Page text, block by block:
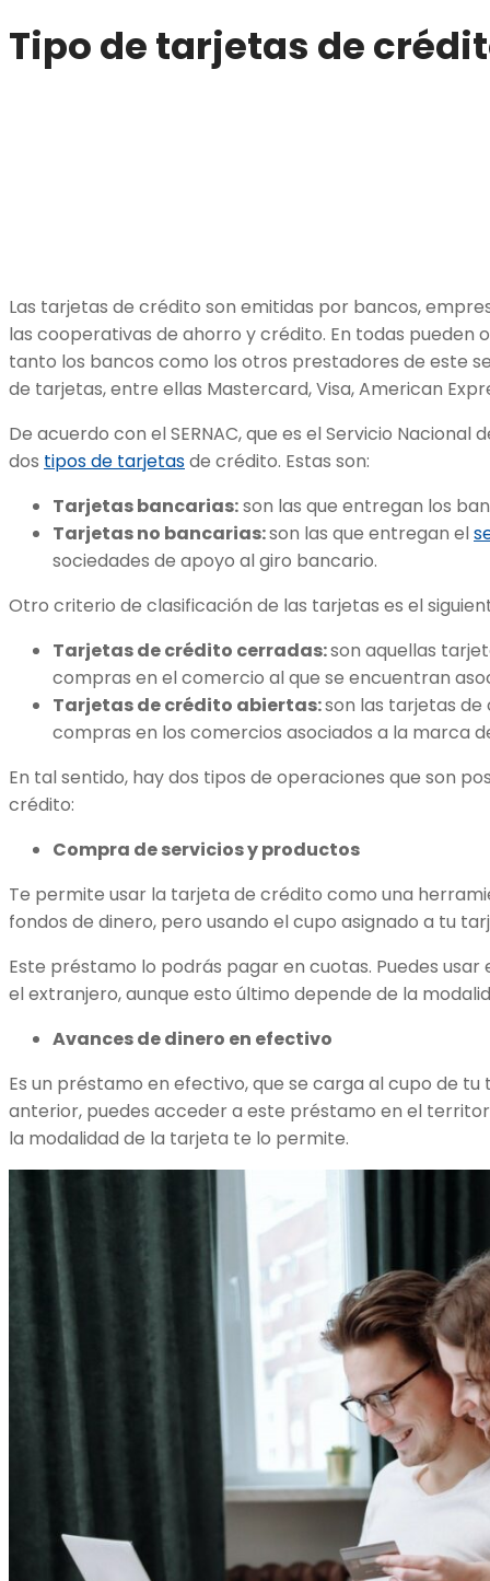
Tipo de tarjetas de
Las tarjetas de crédito son emitidas por bancos,
las cooperativas de ahorro y crédito. En todas pueden
tanto los bancos como los otros prestadores de este
de tarjetas, entre ellas Mastercard, Visa, American
De acuerdo con el SERNAC, que es el Servicio Nacional
dos tipos de tarjetasde crédito. Estas son:
Tarjetas bancarias:son las que entregan los
Tarjetas no bancarias:son las que entregan el
sociedades de apoyo al giro bancario.
Otro criterio de clasificación de las tarjetas es el
Tarjetas de crédito cerradas:son aquellas
compras en el comercio al que se encuentran
Tarjetas de crédito abiertas:son las tarjetas
compras en los comercios asociados a la marca
En tal sentido, hay dos tipos de operaciones que son
crédito:
Compra de servicios y productos
Te permite usar la tarjeta de crédito como una
fondos de dinero, pero usando el cupo asignado a tu
Este préstamo lo podrás pagar en cuotas. Puedes
el extranjero, aunque esto último depende de la
Avances de dinero en efectivo
Es un préstamo en efectivo, que se carga al cupo de
anterior, puedes acceder a este préstamo en el
la modalidad de la tarjeta te lo permite.